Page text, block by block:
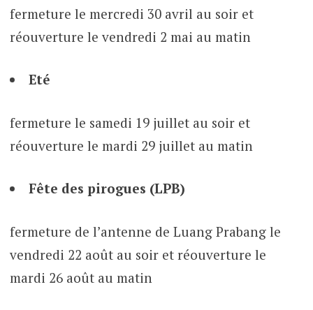
fermeture le mercredi 30 avril au soir et
réouverture le vendredi 2 mai au matin
Eté
fermeture le samedi 19 juillet au soir et
réouverture le mardi 29 juillet au matin
Fête des pirogues (LPB)
fermeture de l’antenne de Luang Prabang le
vendredi 22 août au soir et réouverture le
mardi 26 août au matin